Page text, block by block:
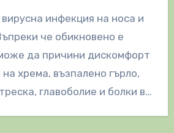
инфекция на носа и
че обикновено е
да причини дискомфорт
хрема, възпалено гърло,
главоболие и болки в…